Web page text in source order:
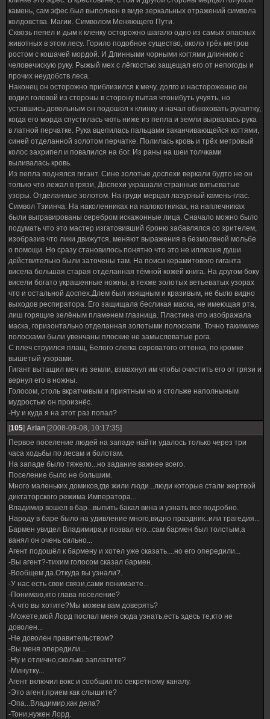
камень, сам эфес был выполнен в виде зеркальных отражений символа
колдовства. Магии. Символом Меняющего Пути.
Сквозь пепел и дым к кленку осторожно шагало одно из самых опасных
животных в этом лесу. Горило подобное существо, около трёх метров
ростом с кошачей мордой. И Длинными чорными когтями длинною с
человечискую руку. Рыжый мех с лёгкостью защещал его от непогоды и
прочих неудобств леса.
Наконец он осторожно приблизился к мечу, долго и настороженно он
водил головой из стороны в сторону пытая чтонибуть учуять, но
уставшись довольным он подошол к клинку и начал обнюховать рукаятку,
когда его морда спустилась чють ниже из пепла и земли вырвалась рука
в латной перчатке. Рука вцепилась пальцами заканчивающейся когтями,
синей отделанной золотом перчатке. Полилась кровь и трёх метровый
колос захрипел и повалился на бог. Из раны на шеи толчками
выливалась кровь.
Из пепла поднялся гигант. Сине золотые доспехи веркали будто не он
только что лежал в грязи, Доспехи украшали странные витьеватые
узоры. Отделанные золотом. На груди мерцал лазурный камень-глас.
Символ Тзиинча. На наколенниках на налокотниках, на наплечниках
были выгравированы серебром искажонные лица. Сначало можно было
подумать что это мастер изгатовивший броню забавлялся со зрителем,
изобразив что лики движутся, меняют выражения в безмолвной мольбе
о помощи. Но сразу становилось понятно что это не иллюзия души
действительно были заточены там. На поиси керамитового гиганта
висела большая старая отделанная тёмной кожей книга. На другом боку
висели богато украшенные ножны, в техже золотых ветьеватых узорах
что и остальной доспех.Длем был изящным и кразивым, не было видно
выходов респиратора. Его защищала бесликая маска, не имеющая рта,
лиш горящие зелёным пламенем глазница. Пластина что изображала
маска, горизонтально отделанная золотыми полоскапи. Точно такимиже
полосками были увенчаны плоские не замысловатые рога.
С плеч струился плащ, Белого слегка сероватого оттенка, по кромке
вышетый узорами.
Гигант вытащил меч из земли, взмахнул им чтобы очистить его от грязи и
вернул его в ножны.
Голосом, столь вкратчивым и приятным но и стольже наполныным
мудростью он произнёс.
-Ну и куда я на этот раз попал?
[105] Arian [2008-09-08, 10:17:35]
Первое поселение людей на западе найти удалось только через три
часа ходьбы по лесам и болотам.
На западе было тяжело...но задание важнее всего.
Поселение было не большим.
Много маленьких домиков,где жили люди...люди которые стали жертвой
диктаторского режима Императора...
Владимир вошел в бар...выпить бакал вина и узнать все подробно.
Народу в баре было на удивление много,видно праздник..или трагедия...
Бармен увидел Владимира,и позвал его...сам бармен был толстым,а
ванял он очень сильно...
Агент подошёл к бармену и хотел уже сказать....но его опередили...
-Вы агент?-тихим голосом сказал бармен.
-Вообщем да.Откуда вы узнали?.
-У нас есть свои связи,сами понимаете...
-Понимаю,кто глава поселение?
-А что вы хотите?Мы можем вам доверять?
-Можете,мой Лорд послал меня сюда узнать,есть здесь те,кто не
доволен...
-Не доволен правительством?
-Вы меня опередили...
-Ну и отлично,сколько заплатите?
-Минутку...
Агент включил вокс и сообщил по секретному каналу.
-Это агент,прием как слышите?
-Опа...Владимир,как дела?
-Тони,нужен Лорд.